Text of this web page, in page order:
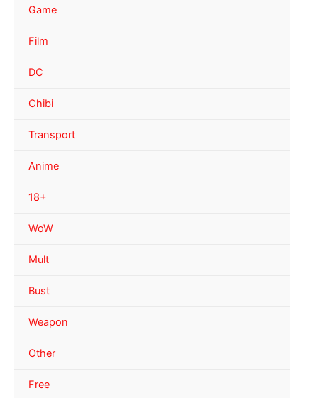
Game
Film
DC
Chibi
Transport
Anime
18+
WoW
Mult
Bust
Weapon
Other
Free